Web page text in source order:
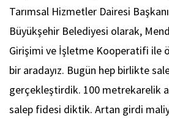
Tarımsal Hizmetler Dairesi
Büyükşehir Belediyesi olarak,
Girişimi ve İşletme Kooperatifi ile
bir aradayız. Bugün hep birlikte
gerçekleştirdik. 100 metrekarelik
salep fidesi diktik. Artan girdi